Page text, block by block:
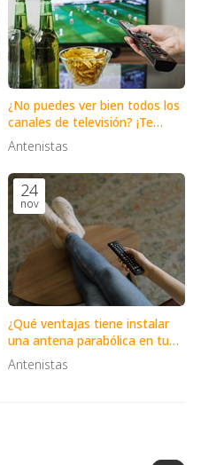
¿No puedes ver bien todos los
canales de televisión? ¡Te
ayudamos!
Antenistas
24
nov
¿Qué ventajas tiene instalar
una antena parabólica en tu
casa?
Antenistas